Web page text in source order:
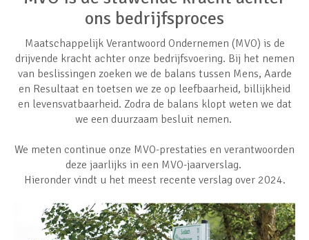
ons bedrijfsproces
Maatschappelijk Verantwoord Ondernemen (MVO) is de
drijvende kracht achter onze bedrijfsvoering. Bij het nemen
van beslissingen zoeken we de balans tussen Mens, Aarde
en Resultaat en toetsen we ze op leefbaarheid, billijkheid
en levensvatbaarheid. Zodra de balans klopt weten we dat
we een duurzaam besluit nemen.
We meten continue onze MVO-prestaties en verantwoorden
deze jaarlijks in een MVO-jaarverslag.
Hieronder vindt u het meest recente verslag over 2024.